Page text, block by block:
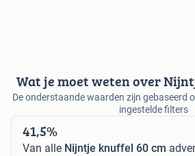
Wat je moet weten over
De onderstaande waarden zijn gebaseerd
ingestelde filters
41,5%
Van alle Nijntje knuffel 60 cm